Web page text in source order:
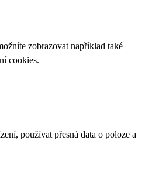
zobrazovat například také
cookies.
používat přesná data o poloze a